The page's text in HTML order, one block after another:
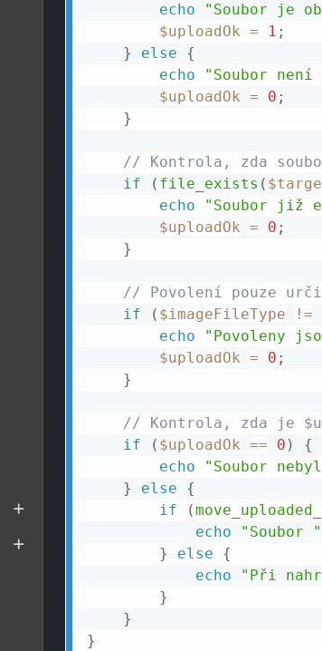
echo
"Soubor je
$uploadOk = 1 ;
}
else
{
echo
"Soubor není
$uploadOk = 0 ;
}
// Kontrola, zda
if
( file_exists (
echo
"Soubor již
$uploadOk = 0 ;
}
// Povolení pouze
if
( $imageFileType !=
echo
"Povoleny
$uploadOk = 0 ;
}
// Kontrola, zda je
if
( $uploadOk == 0 )
{
echo
"Soubor
}
else
{
if
(
echo
"Soubor "
}
else
{
echo
"Při
}
}
}